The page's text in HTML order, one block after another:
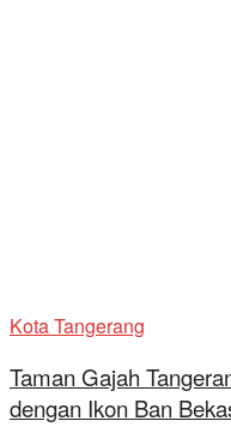
Kota Tangerang
Taman Gajah
dengan Ikon Ban